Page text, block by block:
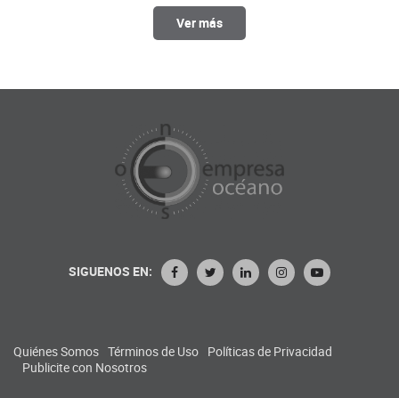
Ver más
SIGUENOS EN:
Quiénes Somos Términos de Uso Políticas de Privacidad
Publicite con Nosotros